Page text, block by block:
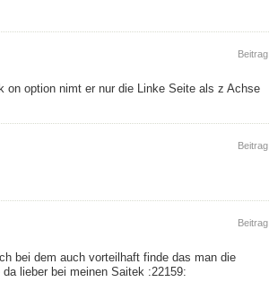
Beitrag
on option nimt er nur die Linke Seite als z Achse
Beitrag
Beitrag
bei dem auch vorteilhaft finde das man die
lieber bei meinen Saitek :22159: